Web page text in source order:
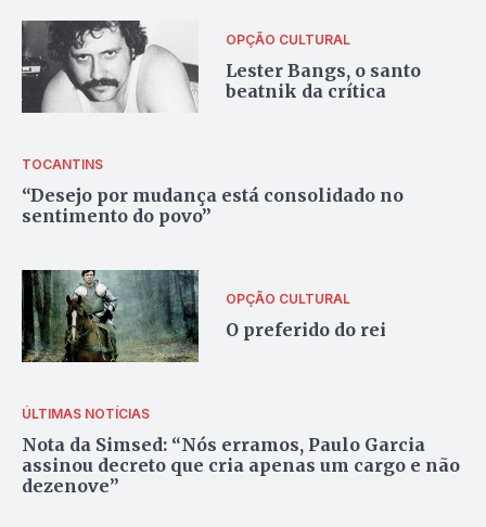
OPÇÃO CULTURAL
Lester Bangs, o santo
beatnik da crítica
TOCANTINS
“Desejo por mudança está consolidado no
sentimento do povo”
OPÇÃO CULTURAL
O preferido do rei
ÚLTIMAS NOTÍCIAS
Nota da Simsed: “Nós erramos, Paulo Garcia
assinou decreto que cria apenas um cargo e não
dezenove”